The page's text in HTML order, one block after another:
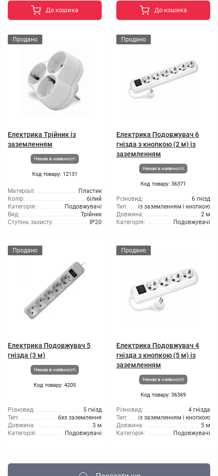
До кошика До кошика
Продано
Електрика Трійник із
заземленням
Немає в наявності
Код товару: 12131
Матеріал:
Пластик
Колір:
білий
Категорія:
Подовжувачі
Вид:
Трійник
Ступінь захисту:
IP20
Продано
Електрика Подовжувач 6
гнізда з кнопкою (2 м) із
заземленням
Немає в наявності
Код товару: 36371
Різновид:
6 гнізд
Тип:
із заземленням і кнопкою
Довжина:
2 м
Категорія:
Подовжувачі
Продано
Електрика Подовжувач 5
гнізда (3 м)
Немає в наявності
Код товару: 4205
Різновид:
5 гнізд
Тип:
без заземлення
Довжина:
3 м
Категорія:
Подовжувачі
Продано
Електрика Подовжувач 4
гнізда з кнопкою (5 м) із
заземленням
Немає в наявності
Код товару: 36369
Різновид:
4 гнізда
Тип:
із заземленням і кнопкою
Довжина:
5 м
Категорія:
Подовжувачі